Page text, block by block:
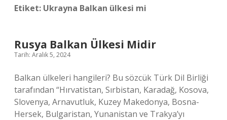
Etiket: Ukrayna Balkan ülkesi mi
Rusya Balkan Ülkesi Midir
Tarih: Aralık 5, 2024
Balkan ülkeleri hangileri? Bu sözcük Türk Dil Birliği
tarafından “Hırvatistan, Sırbistan, Karadağ, Kosova,
Slovenya, Arnavutluk, Kuzey Makedonya, Bosna-
Hersek, Bulgaristan, Yunanistan ve Trakya’yı